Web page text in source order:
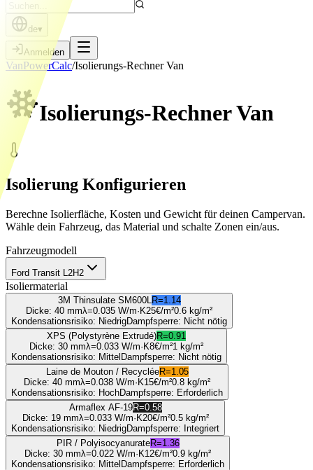
de▾
Anmelden
VanPowerCalc/Isolierungs-Rechner Van
Isolierungs-RechnerVan
Isolierung Konfigurieren
Berechne Isolierfläche, Kosten und Gewicht für deinen Campervan.
Wähle dein Fahrzeug, das Material und schalte Zonen ein/aus.
Fahrzeugmodell
Ford Transit L2H2
Isoliermaterial
3M Thinsulate SM600L R=1.14
Dicke: 40 mmλ=0.035 W/m·K25€/m²0.6 kg/m²
Kondensationsrisiko: NiedrigDampfsperre: Nicht nötig
XPS (Polystyrène Extrudé)R=0.91
Dicke: 30 mmλ=0.033 W/m·K8€/m²1 kg/m²
Kondensationsrisiko: MittelDampfsperre: Nicht nötig
Laine de Mouton / RecycléeR=1.05
Dicke: 40 mmλ=0.038 W/m·K15€/m²0.8 kg/m²
Kondensationsrisiko: HochDampfsperre: Erforderlich
Armaflex AF-19R=0.58
Dicke: 19 mmλ=0.033W/m·K20€/m²0.5kg/m²
Kondensationsrisiko: NiedrigDampfsperre: Integriert
PIR / PolyisocyanurateR=1.36
Dicke: 30 mmλ=0.022 W/m·K12€/m²0.9 kg/m²
Kondensationsrisiko: MittelDampfsperre: Erforderlich